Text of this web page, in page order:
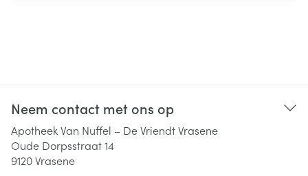
Neem contact met ons op
Apotheek Van Nuffel – De Vriendt Vrasene
Oude Dorpsstraat 14
9120Vrasene